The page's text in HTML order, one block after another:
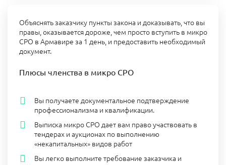
Объяснять заказчику пункты закона и доказывать, что вы
правы, оказывается дороже, чем просто вступить в микро
СРО в Армавире за 1 день, и предоставить необходимый
документ.
Плюсы членства в микро СРО
Вы получаете документальное подтверждение
профессионализма и квалификации.
Выписка микро СРО дает вам право участвовать в
тендерах и аукционах по выполнению
«некапитальных» видов работ
Вы легко выполните требование заказчика и